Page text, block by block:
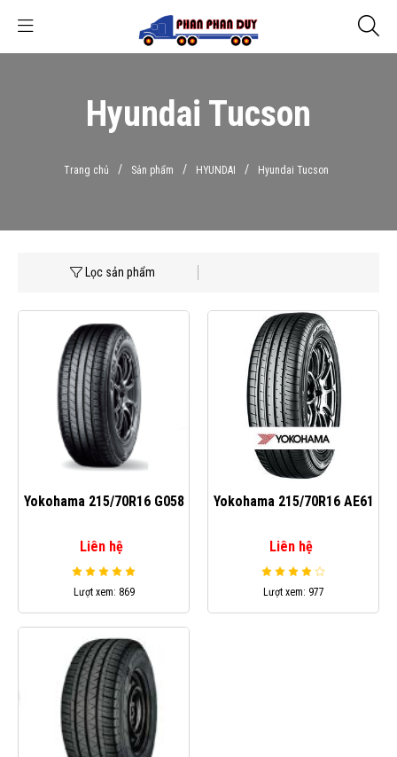
Hyundai Tucson
Trang chủ / Sản phẩm / HYUNDAI / Hyundai Tucson
Lọc sản phẩm
Yokohama 215/70R16 G058
Liên hệ
Lượt xem: 869
Yokohama 215/70R16 AE61
Liên hệ
Lượt xem: 977